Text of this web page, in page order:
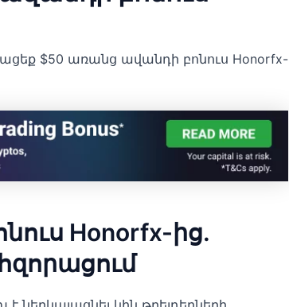
$50 առանց ավանդի բոնուս Honorfx-
Honorfx-ից.